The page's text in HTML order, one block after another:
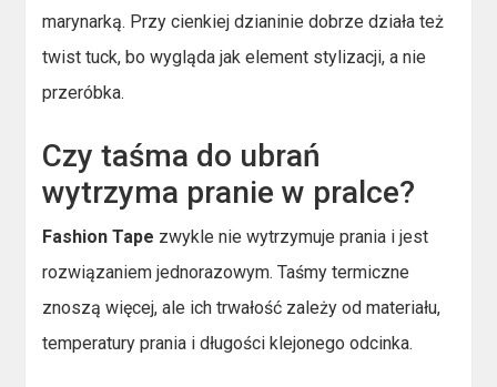
marynarką. Przy cienkiej dzianinie dobrze działa też
twist tuck, bo wygląda jak element stylizacji, a nie
przeróbka.
Czy taśma do ubrań
wytrzyma pranie w pralce?
Fashion Tape zwykle nie wytrzymuje prania i jest
rozwiązaniem jednorazowym. Taśmy termiczne
znoszą więcej, ale ich trwałość zależy od materiału,
temperatury prania i długości klejonego odcinka.